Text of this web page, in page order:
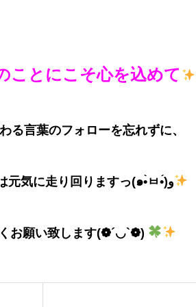
ことにこそ心を込めて
る言葉のフォローを忘れずに、
今年も介護事業部は元気に走り回りますっ(๑•̀ㅂ•́)و
お願い致します(❁´◡`❁)